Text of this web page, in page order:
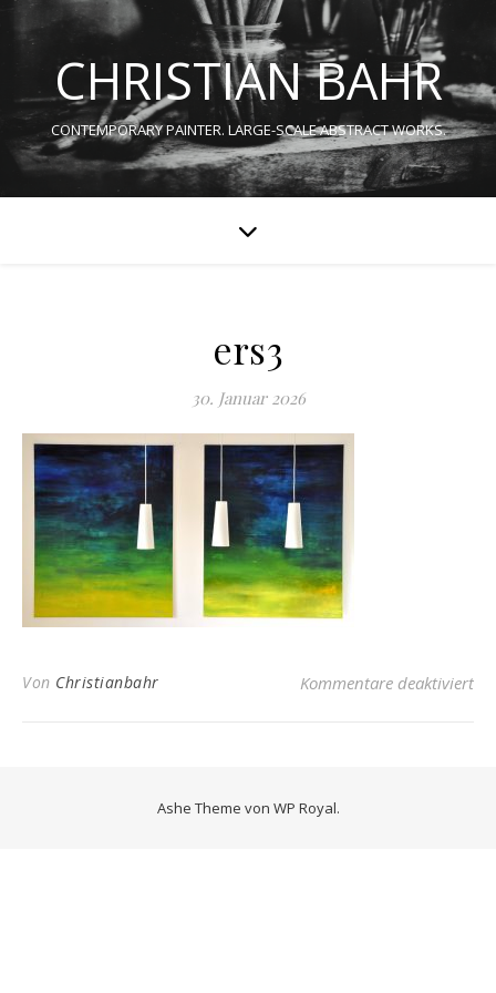
CHRISTIAN BAHR
CONTEMPORARY PAINTER. LARGE-SCALE ABSTRACT WORKS.
ers3
30. Januar 2026
Von Christianbahr Kommentare deaktiviertfür
Ashe Theme von WP Royal.